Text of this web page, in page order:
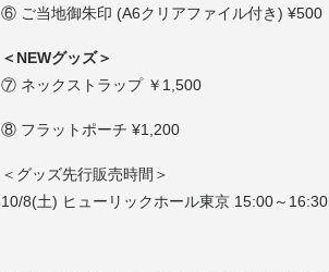
⑥ ご当地御朱印 (A6クリアファイル付き) ¥500
＜NEWグッズ＞
⑦ ネックストラップ ￥1,500
⑧ フラットポーチ ¥1,200
＜グッズ先行販売時間＞
10/8(土) ヒューリックホール東京 15:00～16:30